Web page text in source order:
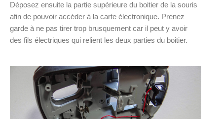
Déposez ensuite la partie supérieure du boitier de la souris
afin de pouvoir accéder à la carte électronique. Prenez
garde à ne pas tirer trop brusquement car il peut y avoir
des fils électriques qui relient les deux parties du boitier.